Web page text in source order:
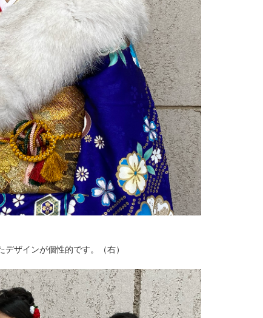
ザインが個性的です。（右）